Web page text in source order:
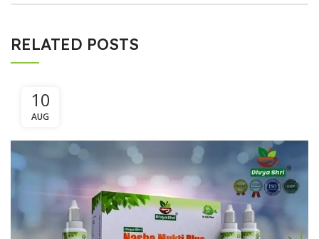
RELATED POSTS
10
AUG